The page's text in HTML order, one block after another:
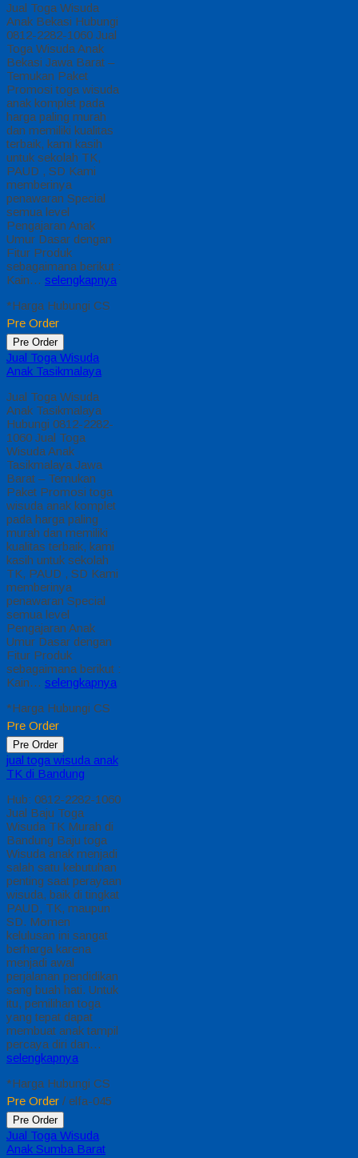
Jual Toga Wisuda
Anak Bekasi Hubungi
0812-2282-1060 Jual
Toga Wisuda Anak
Bekasi Jawa Barat –
Temukan Paket
Promosi toga wisuda
anak komplet pada
harga paling murah
dan memiliki kualitas
terbaik, kami kasih
untuk sekolah TK,
PAUD , SD Kami
memberinya
penawaran Special
semua level
Pengajaran Anak
Umur Dasar dengan
Fitur Produk
sebagaimana berikut :
Kain… selengkapnya
*Harga Hubungi CS
Pre Order
Pre Order
Jual Toga Wisuda
Anak Tasikmalaya
Jual Toga Wisuda
Anak Tasikmalaya
Hubungi 0812-2282-
1060 Jual Toga
Wisuda Anak
Tasikmalaya Jawa
Barat – Temukan
Paket Promosi toga
wisuda anak komplet
pada harga paling
murah dan memiliki
kualitas terbaik, kami
kasih untuk sekolah
TK, PAUD , SD Kami
memberinya
penawaran Special
semua level
Pengajaran Anak
Umur Dasar dengan
Fitur Produk
sebagaimana berikut :
Kain… selengkapnya
*Harga Hubungi CS
Pre Order
Pre Order
jual toga wisuda anak
TK di Bandung
Hub: 0812-2282-1060
Jual Baju Toga
Wisuda TK Murah di
Bandung Baju toga
Wisuda anak menjadi
salah satu kebutuhan
penting saat perayaan
wisuda, baik di tingkat
PAUD, TK, maupun
SD. Momen
kelulusan ini sangat
berharga karena
menjadi awal
perjalanan pendidikan
sang buah hati. Untuk
itu, pemilihan toga
yang tepat dapat
membuat anak tampil
percaya diri dan…
selengkapnya
*Harga Hubungi CS
Pre Order / elfa-045
Pre Order
Jual Toga Wisuda
Anak Sumba Barat